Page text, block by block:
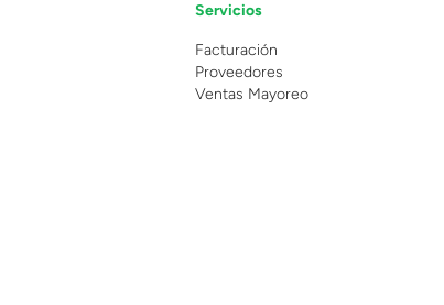
Servicios
Facturación
Proveedores
Ventas Mayoreo